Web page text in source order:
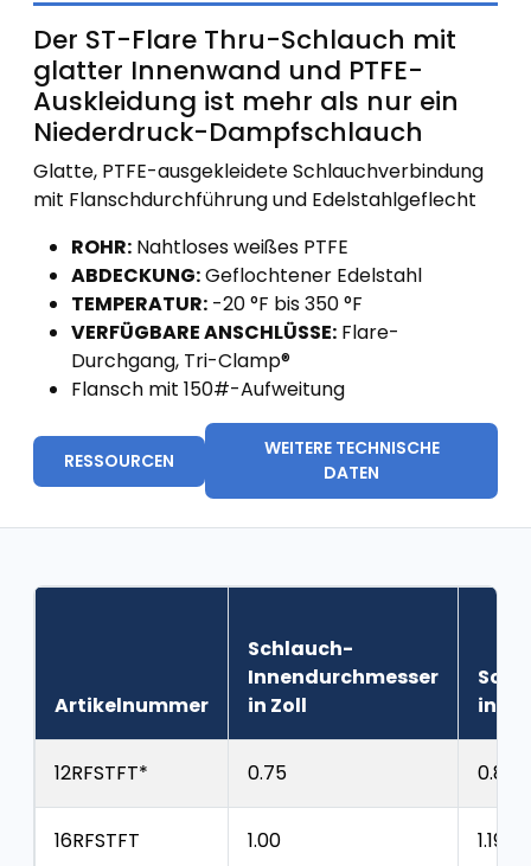
Der ST-Flare Thru-Schlauch mit
glatter Innenwand und PTFE-
Auskleidung ist mehr als nur ein
Niederdruck-Dampfschlauch
Glatte, PTFE-ausgekleidete Schlauchverbindung
mit Flanschdurchführung und Edelstahlgeflecht
ROHR: Nahtloses weißes PTFE
ABDECKUNG:Geflochtener Edelstahl
TEMPERATUR: -20 °F bis 350 °F
VERFÜGBARE ANSCHLÜSSE: Flare-
Durchgang, Tri-Clamp®
Flansch mit 150#-Aufweitung
RESSOURCEN
WEITERE TECHNISCHE
DATEN
Artikelnummer
Schlauch-
Innendurchmesser
in Zoll
in
12RFSTFT* 0.75 0.88
16RFSTFT 1.00 1.19